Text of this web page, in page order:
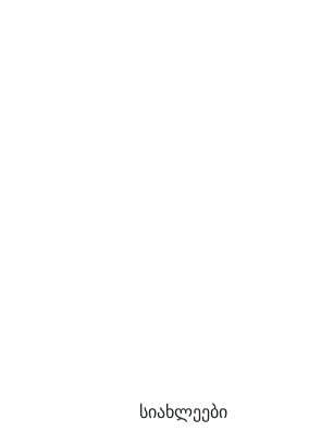
სიახლეები